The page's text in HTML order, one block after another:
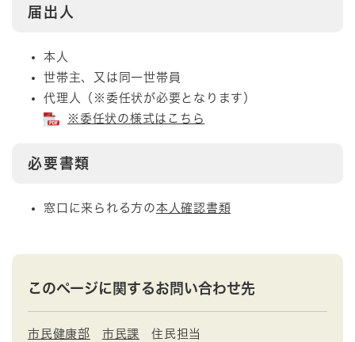
届出人
本人
世帯主、又は同一世帯員
代理人（※委任状が必要となります）
※委任状の様式はこちら
必要書類
窓口に来られる方の本人確認書類
このページに関するお問い合わせ先
市民健康部 市民課 住民担当